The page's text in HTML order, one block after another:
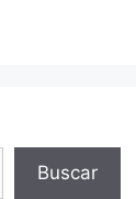
Buscar